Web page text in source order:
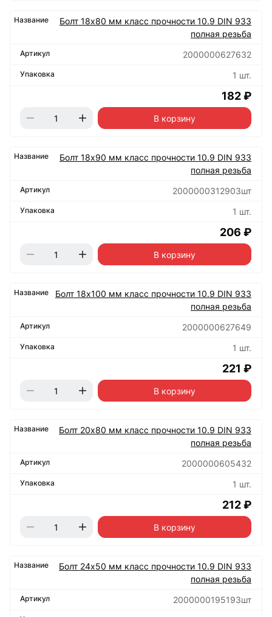
Болт 18х80 мм класс прочности 10.9 DIN 933
полная резьба
2000000627632
1 шт.
182 ₽
В корзину
Болт 18х90 мм класс прочности 10.9 DIN 933
полная резьба
2000000312903шт
1 шт.
206 ₽
В корзину
Болт 18х100 мм класс прочности 10.9 DIN 933
полная резьба
2000000627649
1 шт.
221 ₽
В корзину
Болт 20х80 мм класс прочности 10.9 DIN 933
полная резьба
2000000605432
1 шт.
212 ₽
В корзину
Болт 24х50 мм класс прочности 10.9 DIN 933
полная резьба
2000000195193шт